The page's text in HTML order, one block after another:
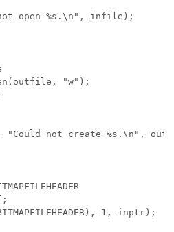
open %s.\n", infile);
"w");
"Could not create %s.\n",
1, inptr);